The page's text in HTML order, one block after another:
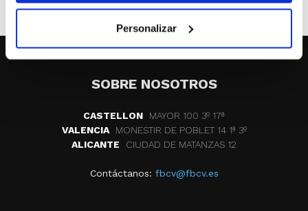
Personalizar
SOBRE NOSOTROS
CASTELLON
MAYOR 100 3º 17ª
VALENCIA
MONESTIR DE POBLET 14 1ª 3º
ALICANTE
CIUDAD DE MATANZAS 12
Contáctanos: fbcv@fbcv.es